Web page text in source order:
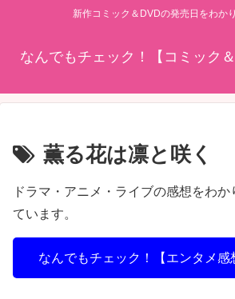
新作コミック＆DVDの発売日をわか
なんでもチェック！【コミック
薫る花は凛と咲く
ドラマ・アニメ・ライブの感想をわ
ています。
なんでもチェック！【エンタメ感